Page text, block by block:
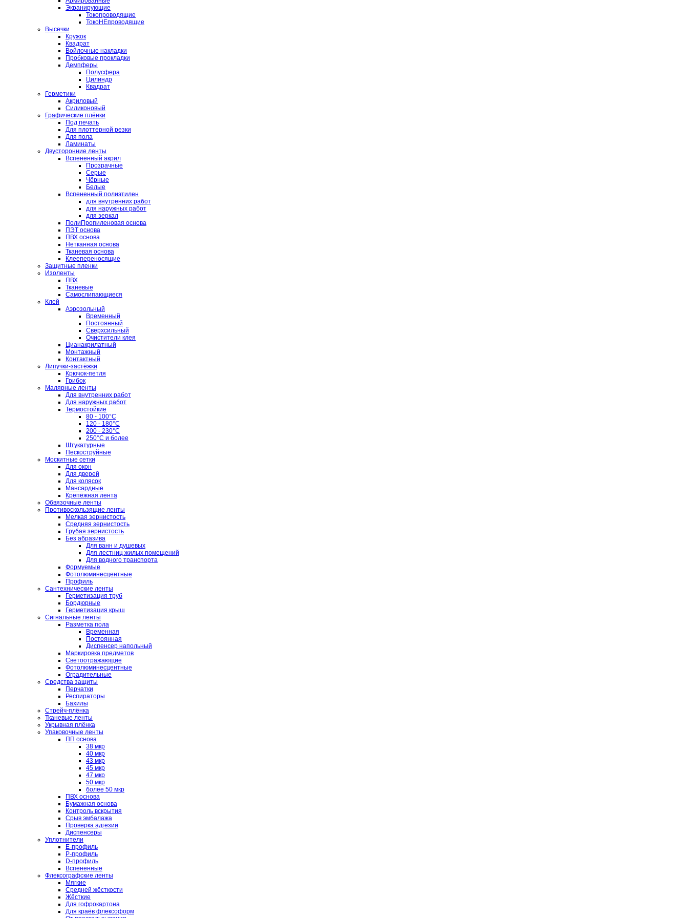
Экранирующие
Токопроводящие
ТокоНЕпроводящие
Высечки
Кружок
Квадрат
Войлочные накладки
Пробковые прокладки
Демпферы
Полусфера
Цилиндр
Квадрат
Герметики
Акриловый
Силиконовый
Графические плёнки
Под печать
Для плоттерной резки
Для пола
Ламинаты
Двусторонние ленты
Вспененный акрил
Прозрачные
Серые
Чёрные
Белые
Вспененный полиэтилен
для внутренних работ
для наружных работ
для зеркал
ПолиПропиленовая основа
ПЭТ основа
ПВХ основа
Нетканная основа
Тканевая основа
Клеепереносящие
Защитные пленки
Изоленты
ПВХ
Тканевые
Самослипающиеся
Клей
Аэрозольный
Временный
Постоянный
Сверхсильный
Очистители клея
Цианакрилатный
Монтажный
Контактный
Липучки-застёжки
Крючок-петля
Грибок
Малярные ленты
Для внутренних работ
Для наружных работ
Термостойкие
80 - 100°C
120 - 180°C
200 - 230°C
250°C и более
Штукатурные
Пескоструйные
Москитные сетки
Для окон
Для дверей
Для колясок
Мансардные
Крепёжная лента
Обвязочные ленты
Противоскользящие ленты
Мелкая зернистость
Средняя зернистость
Грубая зернистость
Без абразива
Для ванн и душевых
Для лестниц жилых помещений
Для водного транспорта
Формуемые
Фотолюминесцентные
Профиль
Сантехнические ленты
Герметизация труб
Бордюрные
Герметизация крыш
Сигнальные ленты
Разметка пола
Временная
Постоянная
Диспенсер напольный
Маркировка предметов
Светоотражающие
Фотолюминесцентные
Оградительные
Средства защиты
Перчатки
Респираторы
Бахилы
Стрейч-плёнка
Тканевые ленты
Укрывная плёнка
Упаковочные ленты
ПП основа
38 мкр
40 мкр
43 мкр
45 мкр
47 мкр
50 мкр
более 50 мкр
ПВХ основа
Бумажная основа
Контроль вскрытия
Срыв эмбалажа
Проверка адгезии
Диспенсеры
Уплотнители
E-профиль
P-профиль
D-профиль
Вспененные
Флексографские ленты
Мягкие
Средней жёсткости
Жёсткие
Для гофрокартона
Для краёв флексоформ